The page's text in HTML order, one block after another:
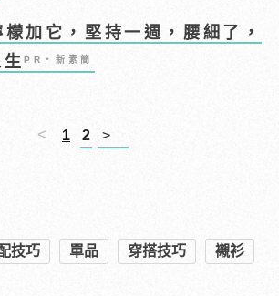
加它，堅持一週，腰細了，
生PR・新素簡
< 1 2 >
技巧 單品 穿搭技巧 襯衫